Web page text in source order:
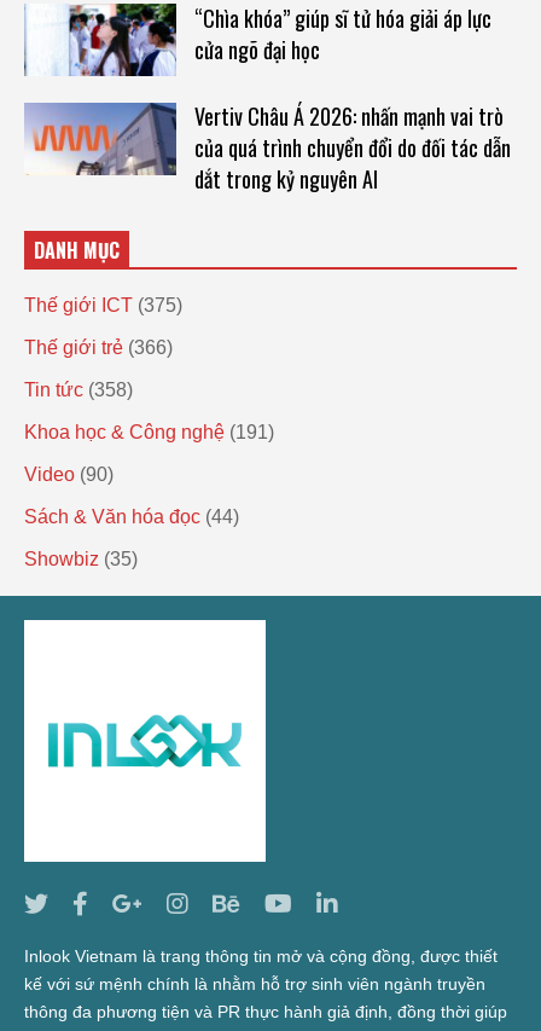
“Chìa khóa” giúp sĩ tử hóa giải áp lực
cửa ngõ đại học
Vertiv Châu Á 2026: nhấn mạnh vai trò
của quá trình chuyển đổi do đối tác dẫn
dắt trong kỷ nguyên AI
DANH MỤC
Thế giới ICT (375)
Thế giới trẻ (366)
Tin tức (358)
Khoa học & Công nghệ (191)
Video (90)
Sách & Văn hóa đọc (44)
Showbiz (35)
Inlook Vietnam là trang thông tin mở và cộng đồng, được thiết
kế với sứ mệnh chính là nhằm hỗ trợ sinh viên ngành truyền
thông đa phương tiện và PR thực hành giả định, đồng thời giúp